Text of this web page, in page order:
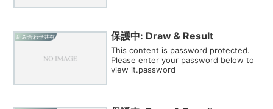
組み合わせ共有 保護中: Draw & Result
This content is password protected.
Please enter your password below to
view it.password